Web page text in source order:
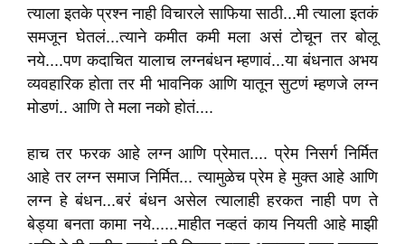
त्याला इतके प्रश्न नाही विचारले साफिया साठी...मी त्याला इतकं
समजून घेतलं...त्याने कमीत कमी मला असं टोचून तर बोलू
नये....पण कदाचित यालाच लग्नबंधन म्हणावं...या बंधनात अभय
व्यवहारिक होता तर मी भावनिक आणि यातून सुटणं म्हणजे लग्न
मोडणं.. आणि ते मला नको होतं....
हाच तर फरक आहे लग्न आणि प्रेमात.... प्रेम निसर्ग निर्मित
आहे तर लग्न समाज निर्मित... त्यामुळेच प्रेम हे मुक्त आहे आणि
लग्न हे बंधन...बरं बंधन असेल त्यालाही हरकत नाही पण ते
बेड्या बनता कामा नये......माहीत नव्हतं काय नियती आहे माझी